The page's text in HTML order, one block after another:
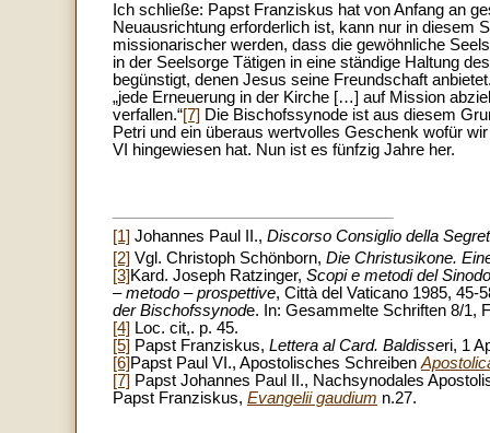
Ich schließe: Papst Franziskus hat von Anfang an
Neuausrichtung erforderlich ist, kann nur in diesem
missionarischer werden, dass die gewöhnliche
in der Seelsorge Tätigen in eine ständige Haltung
begünstigt, denen Jesus seine Freundschaft
„jede Erneuerung in der Kirche […] auf Mission
verfallen.“[7] Die Bischofssynode ist aus diesem
Petri und ein überaus wertvolles Geschenk wofür
VI hingewiesen hat. Nun ist es fünfzig Jahre her.
[1] Johannes Paul II., Discorso Consiglio della
[2] Vgl. Christoph Schönborn, Die Christusikone.
[3] Kard. Joseph Ratzinger, Scopi e metodi del
– metodo – prospettive, Città del Vaticano 1985,
der Bischofssynode. In: Gesammelte Schriften 8/1,
[4] Loc. cit,. p. 45.
[5] Papst Franziskus, Lettera al Card. Baldisseri, 1
[6] Papst Paul VI., Apostolisches Schreiben
[7] Papst Johannes Paul II., Nachsynodales
Papst Franziskus, Evangelii gaudium n.27.